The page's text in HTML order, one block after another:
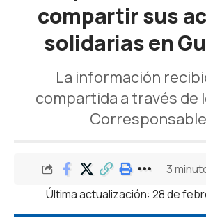
compartir sus
solidarias en
La información
compartida a través de
Última actualización: 28 de
3